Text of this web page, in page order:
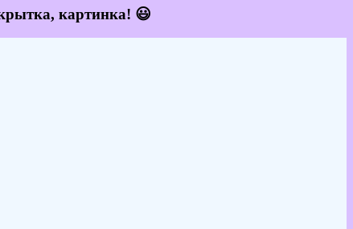
картинка! 😃